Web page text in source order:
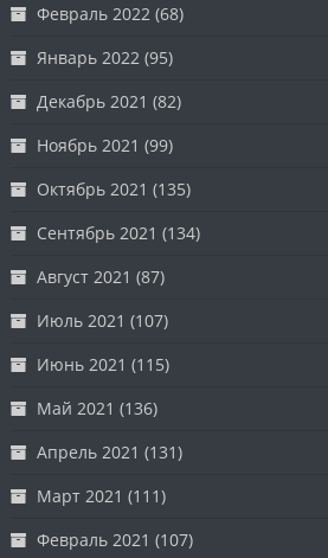
Февраль 2022 (68)
Январь 2022 (95)
Декабрь 2021 (82)
Ноябрь 2021 (99)
Октябрь 2021 (135)
Сентябрь 2021 (134)
Август 2021 (87)
Июль 2021 (107)
Июнь 2021 (115)
Май 2021 (136)
Апрель 2021 (131)
Март 2021 (111)
Февраль 2021 (107)